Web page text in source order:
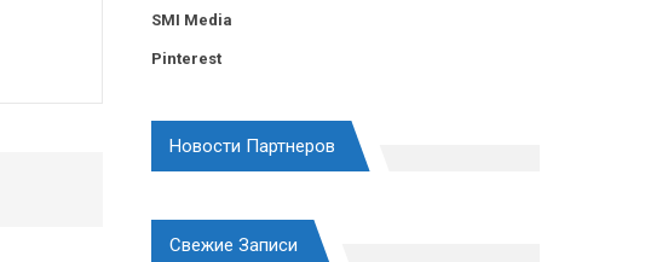
SMI Media
Pinterest
Новости Партнеров
Свежие Записи